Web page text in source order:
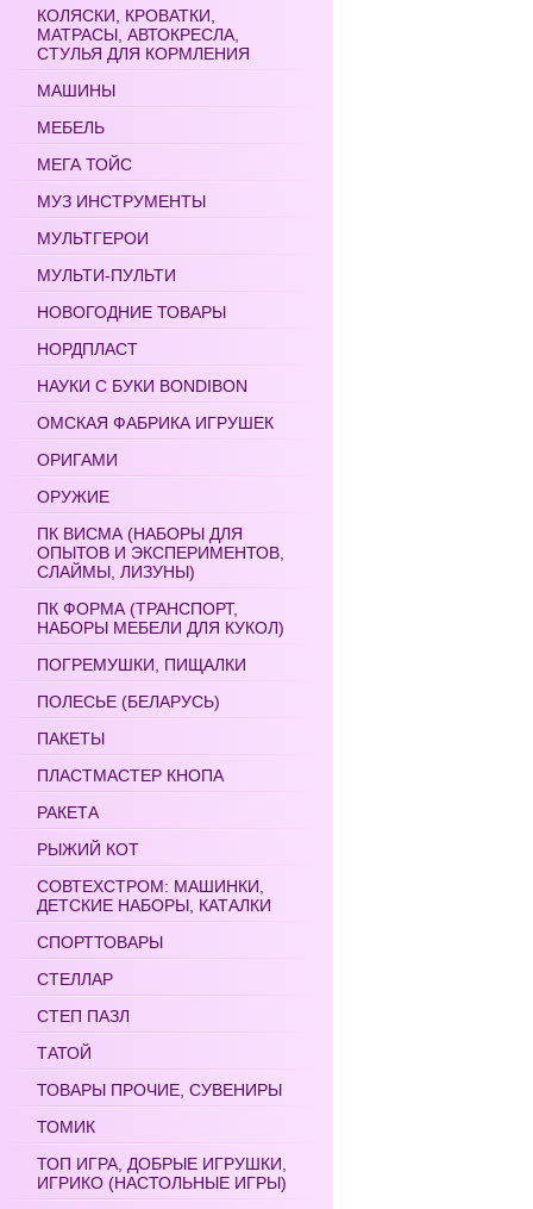
КОЛЯСКИ, КРОВАТКИ,
МАТРАСЫ, АВТОКРЕСЛА,
СТУЛЬЯ ДЛЯ КОРМЛЕНИЯ
МАШИНЫ
МЕБЕЛЬ
МЕГА ТОЙС
МУЗ ИНСТРУМЕНТЫ
МУЛЬТГЕРОИ
МУЛЬТИ-ПУЛЬТИ
НОВОГОДНИЕ ТОВАРЫ
НОРДПЛАСТ
НАУКИ С БУКИ BONDIBON
ОМСКАЯ ФАБРИКА ИГРУШЕК
ОРИГАМИ
ОРУЖИЕ
ПК ВИСМА (НАБОРЫ ДЛЯ
ОПЫТОВ И ЭКСПЕРИМЕНТОВ,
СЛАЙМЫ, ЛИЗУНЫ)
ПК ФОРМА (ТРАНСПОРТ,
НАБОРЫ МЕБЕЛИ ДЛЯ КУКОЛ)
ПОГРЕМУШКИ, ПИЩАЛКИ
ПОЛЕСЬЕ (БЕЛАРУСЬ)
ПАКЕТЫ
ПЛАСТМАСТЕР КНОПА
РАКЕТА
РЫЖИЙ КОТ
СОВТЕХСТРОМ: МАШИНКИ,
ДЕТСКИЕ НАБОРЫ, КАТАЛКИ
СПОРТТОВАРЫ
СТЕЛЛАР
СТЕП ПАЗЛ
ТАТОЙ
ТОВАРЫ ПРОЧИЕ, СУВЕНИРЫ
ТОМИК
ТОП ИГРА, ДОБРЫЕ ИГРУШКИ,
ИГРИКО (НАСТОЛЬНЫЕ ИГРЫ)